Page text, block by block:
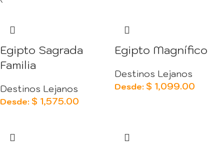
Egipto Sagrada
Familia
Destinos Lejanos
Desde: $ 1,575.00
Egipto Magnífico
Destinos Lejanos
Desde: $ 1,099.00